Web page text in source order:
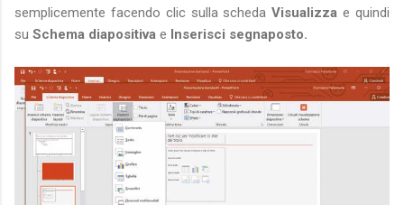
semplicemente facendo clic sulla schedaVisualizza e quindi
su Schema diapositiva e Inserisci segnaposto.